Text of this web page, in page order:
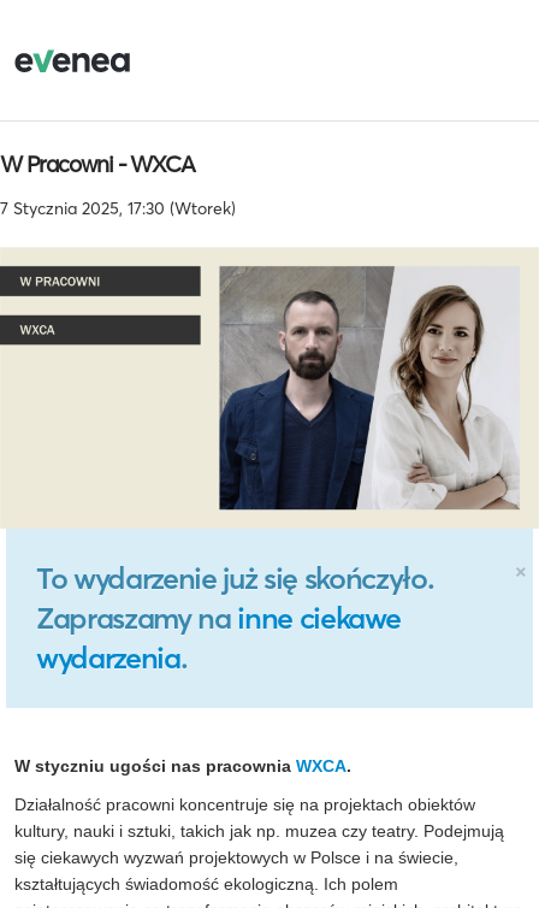
W Pracowni - WXCA
7 Stycznia 2025, 17:30 (Wtorek)
×
To wydarzenie już się skończyło.
Zapraszamy na inne ciekawe
wydarzenia.
W styczniu ugości nas pracownia WXCA.
Działalność pracowni koncentruje się na projektach obiektów
kultury, nauki i sztuki, takich jak np. muzea czy teatry. Podejmują
się ciekawych wyzwań projektowych w Polsce i na świecie,
kształtujących świadomość ekologiczną. Ich polem